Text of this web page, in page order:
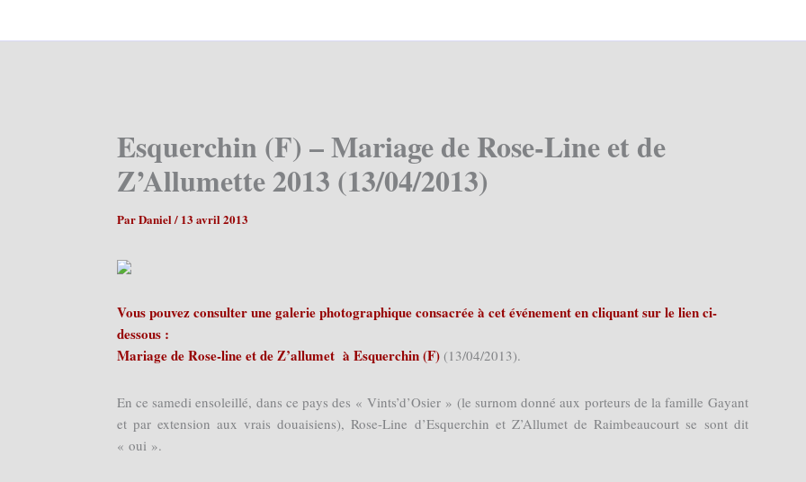
Esquerchin (F) – Mariage de Rose-Line et de
Z’Allumette 2013 (13/04/2013)
ParDaniel / 13 avril 2013
Vous pouvez consulter une galerie photographique consacrée à cet événement en cliquant sur le lien ci-
dessous :
Mariage de Rose-line et de Z’allumet à Esquerchin (F)(13/04/2013).
En ce samedi ensoleillé, dans ce pays des « Vints’d’Osier » (le surnom donné aux porteurs de la famille Gayant
et par extension aux vrais douaisiens), Rose-Line d’Esquerchin et Z’Allumet de Raimbeaucourt se sont dit
« oui ».